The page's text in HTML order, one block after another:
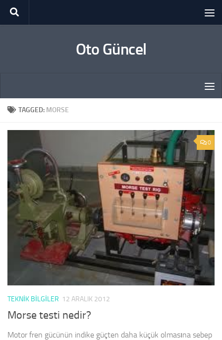
Skip to content
Oto Güncel
TAGGED: MORSE
0
TEKNIK BILGILER 12 ARALIK 2012
Morse testi nedir?
Motor fren gücünün indike güçten daha küçük olmasına sebep